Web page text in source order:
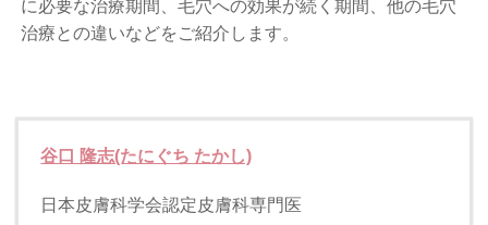
に必要な治療期間、毛穴への効果が続く期間、他の毛穴
治療との違いなどをご紹介します。
谷口 隆志(たにぐち たかし)
日本皮膚科学会認定皮膚科専門医